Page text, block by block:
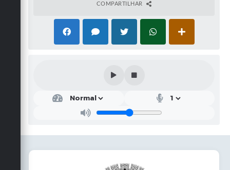
COMPARTILHAR